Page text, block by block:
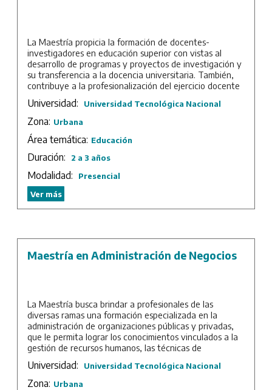
La Maestría propicia la formación de docentes-
investigadores en educación superior con vistas al
desarrollo de programas y proyectos de investigación y
su transferencia a la docencia universitaria. También,
contribuye a la profesionalización del ejercicio docente
en la Educación Superior, proveyendo a los
maestrandos principios teórico-epistemológicos y
metodológicos que les permitan una mayor comprensión
Universidad: Universidad Tecnológica Nacional
Zona: Urbana
Área temática: Educación
Duración: 2 a 3 años
Modalidad:
Presencial
Ver más
Maestría en Administración de Negocios
La Maestría busca brindar a profesionales de las
diversas ramas una formación especializada en la
administración de organizaciones públicas y privadas,
que le permita lograr los conocimientos vinculados a la
gestión de recursos humanos, las técnicas de
negociación, la toma de decisiones, la planificación
estratégica y las técnicas de comercialización, para
lograr un desempeño exitoso.
Universidad: Universidad Tecnológica Nacional
Zona: Urbana